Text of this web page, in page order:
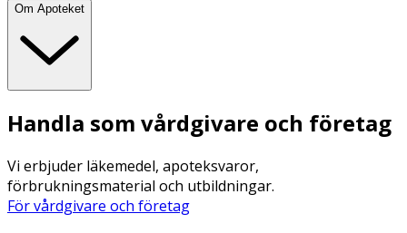
Om Apoteket
Handla som vårdgivare och företag
Vi erbjuder läkemedel, apoteksvaror,
förbrukningsmaterial och utbildningar.
För vårdgivare och företag